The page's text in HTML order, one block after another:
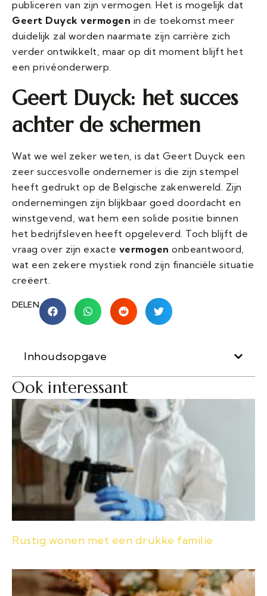
publiceren van zijn vermogen. Het is mogelijk dat
Geert Duyck vermogen in de toekomst meer
duidelijk zal worden naarmate zijn carrière zich
verder ontwikkelt, maar op dit moment blijft het
een privéonderwerp.
Geert Duyck: het succes
achter de schermen
Wat we wel zeker weten, is dat Geert Duyck een
zeer succesvolle ondernemer is die zijn stempel
heeft gedrukt op de Belgische zakenwereld. Zijn
ondernemingen zijn blijkbaar goed doordacht en
winstgevend, wat hem een solide positie binnen
het bedrijfsleven heeft opgeleverd. Toch blijft de
vraag over zijn exacte vermogen onbeantwoord,
wat een zekere mystiek rond zijn financiële situatie
creëert.
DELEN
Inhoudsopgave
Ook interessant
Rustig wonen met een drukke familie